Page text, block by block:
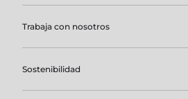
Trabaja con nosotros
Sostenibilidad